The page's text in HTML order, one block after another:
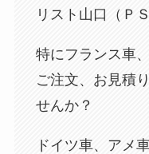
リスト山口（Ｐ
特にフランス車
ご注文、お見積
せんか？
ドイツ車、アメ